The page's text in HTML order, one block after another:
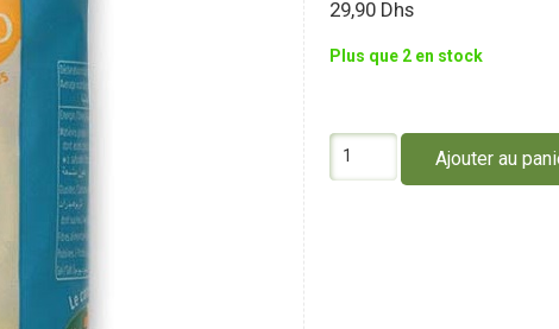
29,90 Dhs
Plus que 2 en stock
quantité
de
Ajouter au